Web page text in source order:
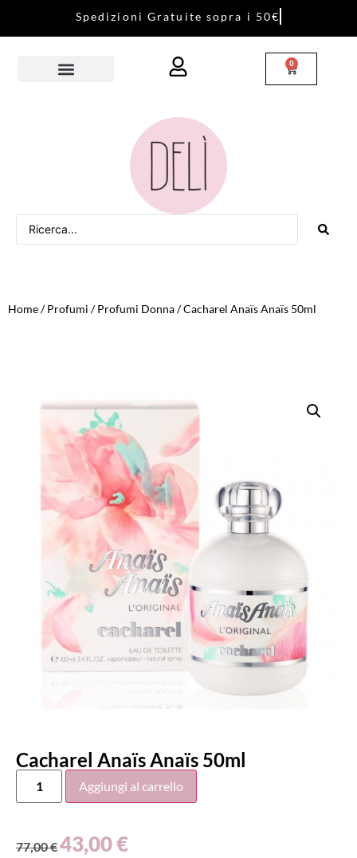
Sped izi on i Gratu ite sopra i 50€
0
Home/Profumi /Profumi Donna/ Cacharel Anaïs Anaïs 50ml
Cacharel Anaïs Anaïs 50ml
Aggiungi al carrello
77,00€43,00€